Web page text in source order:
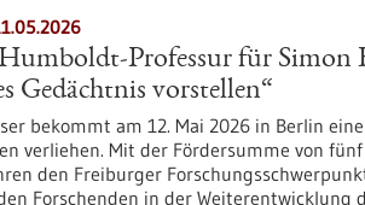
Professur für Simon
Gedächtnis vorstellen“
bekommt am 12. Mai 2026 in Berlin
verliehen. Mit der Fördersumme von
den Freiburger
Forschenden in der Weiterentwicklung